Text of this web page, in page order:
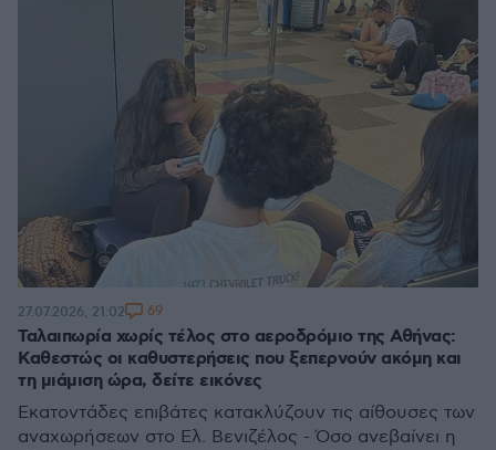
Ταλαιπωρία χωρίς τέλος στο αεροδρόμιο της Αθήνας:
Καθεστώς οι καθυστερήσεις που ξεπερνούν ακόμη και
τη μιάμιση ώρα, δείτε εικόνες
Εκατοντάδες επιβάτες κατακλύζουν τις αίθουσες των
αναχωρήσεων στο Ελ. Βενιζέλος - Όσο ανεβαίνει η
27.07.2026, 21:02 69